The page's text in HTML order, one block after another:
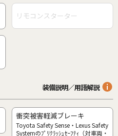
リモコンスターター
装備説明／用語解説
衝突被害軽減ブレーキ
Toyota Safety Sense・Lexus Safety
Systemのﾌﾟﾘｸﾗｯｼｭｾｰﾌﾃｨ（対車両・